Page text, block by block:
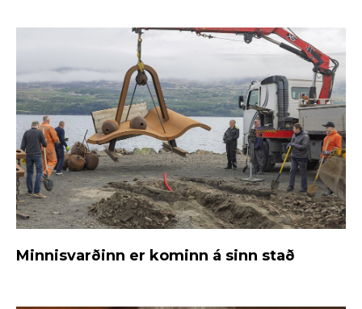
Minnisvarðinn er kominn á sinn stað